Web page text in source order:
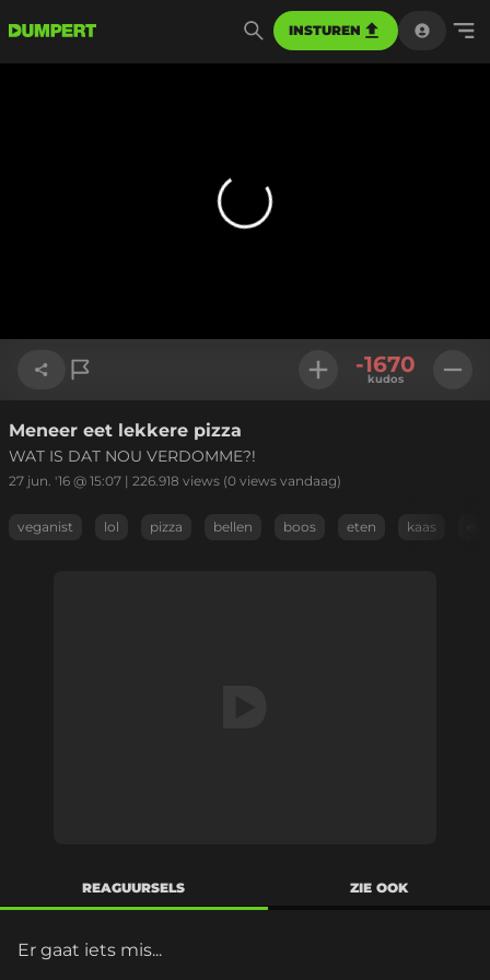
INSTUREN
Link kopiëren
-1670
kudos
Meneer eet lekkere pizza
WAT IS DAT NOU VERDOMME?!
27 jun. '16 @ 15:07 | 226.918 views (0 views vandaag)
veganist lol pizza bellen boos eten kaas
REAGUURSELS ZIE OOK
Er gaat iets mis...